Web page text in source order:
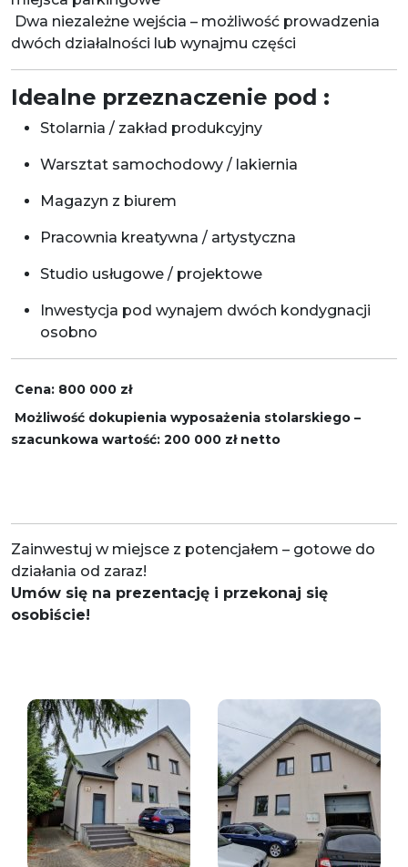
Dwa niezależne wejścia – możliwość prowadzenia
dwóch działalności lub wynajmu części
Idealne przeznaczenie pod :
Stolarnia / zakład produkcyjny
Warsztat samochodowy / lakiernia
Magazyn z biurem
Pracownia kreatywna / artystyczna
Studio usługowe / projektowe
Inwestycja pod wynajem dwóch kondygnacji
osobno
Cena: 800 000 zł
Możliwość dokupienia wyposażenia stolarskiego –
szacunkowa wartość: 200 000 zł netto
Zainwestuj w miejsce z potencjałem – gotowe do
działania od zaraz!
Umów się na prezentację i przekonaj się
osobiście!